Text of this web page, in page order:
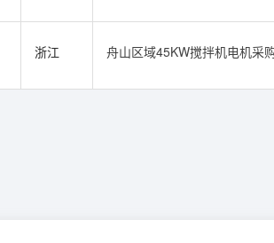
浙江 舟山区域45KW搅拌机电机采